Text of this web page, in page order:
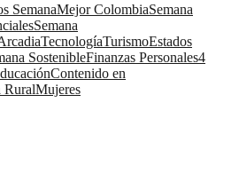
SemanaMejor ColombiaSemana
Semana
TecnologíaTurismoEstados
SostenibleFinanzas Personales4
Contenido en
RuralMujeres